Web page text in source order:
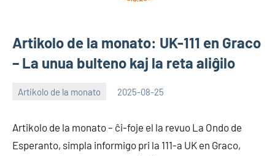
Artikolo de la monato: UK-111 en Graco
– La unua bulteno kaj la reta aliĝilo
Artikolo de la monato 2025-08-25
Artikolo de la monato – ĉi-foje el la revuo La Ondo de
Esperanto, simpla informigo pri la 111-a UK en Graco,